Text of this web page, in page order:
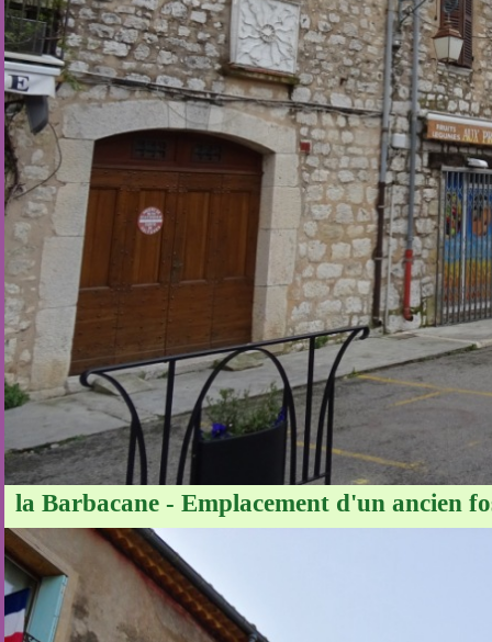
la Barbacane - Emplacement d'un ancien